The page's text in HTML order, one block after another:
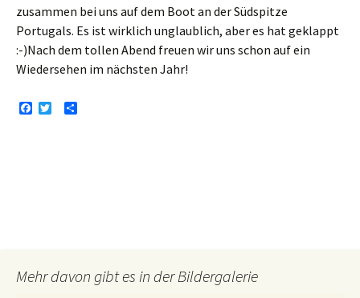
zusammen bei uns auf dem Boot an der Südspitze
Portugals. Es ist wirklich unglaublich, aber es hat geklappt
:-)Nach dem tollen Abend freuen wir uns schon auf ein
Wiedersehen im nächsten Jahr!
Mehr davon gibt es in der Bildergalerie